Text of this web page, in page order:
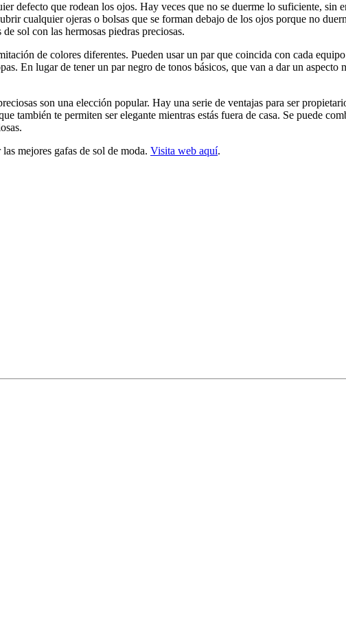
defecto que rodean los ojos. Hay veces que no se duerme lo suficiente, sin
cualquier ojeras o bolsas que se forman debajo de los ojos porque no
sol con las hermosas piedras preciosas.
de colores diferentes. Pueden usar un par que coincida con cada
En lugar de tener un par negro de tonos básicos, que van a dar un
son una elección popular. Hay una serie de ventajas para ser
también te permiten ser elegante mientras estás fuera de casa. Se puede
mejores gafas de sol de moda. Visita web aquí.